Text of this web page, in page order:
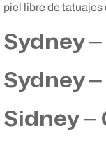
piel libre de tatuajes
Sydney
Sydney
Sidney